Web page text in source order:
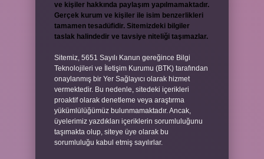
ve kişiler hakkında paylaşım yapılmamaktadır.
Gerçek kurum ve kişiler ile isim benzerlikleri
tamamen tesadüfidir. Sitemizdeki bilgiler
taslak halindedir ve tavsiye niteliği taşımazlar.
Sitemiz, 5651 Sayılı Kanun gereğince Bilgi
Teknolojileri ve İletişim Kurumu (BTK) tarafından
onaylanmış bir Yer Sağlayıcı olarak hizmet
vermektedir. Bu nedenle, sitedeki içerikleri
proaktif olarak denetleme veya araştırma
yükümlülüğümüz bulunmamaktadır. Ancak,
üyelerimiz yazdıkları içeriklerin sorumluluğunu
taşımakta olup, siteye üye olarak bu
sorumluluğu kabul etmiş sayılırlar.